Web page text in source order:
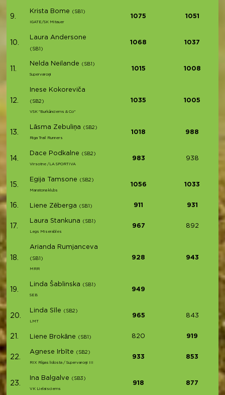
9.
Krista Bome (SB1)
IGATE/SK Mitauer
1075 1051
10.
Laura Andersone
(SB1)
1068 1037
Nelda Neilande (SB1)
Supervaroņi
1015 1008
12.
Inese Kokoreviča
(SB2)
VSK "Burkānciems & Co"
1035 1005
13.
Lāsma Zebuliņa (SB2)
Riga Trail Runners
1018 988
14.
Dace Podkalne (SB2)
Virsotne /LA SPORTIVA
983 938
15.
Egija Tamsone (SB2)
Maratona klubs
1056 1033
16. Liene Zēberga (SB1) 911 931
17.
Laura Stankuna (SB1)
Legs Miserables
967 892
18.
Arianda Rumjanceva
(SB1)
MRR
928 943
19.
Linda Šablinska (SB1)
SEB
949
20.
Linda Sīle (SB2)
LMT
965 843
21. Liene Brokāne (SB1) 820 919
22.
Agnese Irbīte (SB2)
RIX Rīgas lidosta / Supervaroņi III
933 853
23.
Ina Balgalve (SB3)
VK Lielaisciems
918 877